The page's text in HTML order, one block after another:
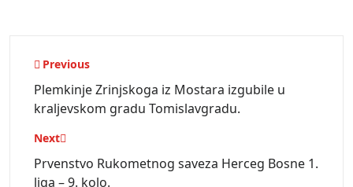
Navigacija
objava
Previous
Plemkinje Zrinjskoga iz Mostara izgubile u
kraljevskom gradu Tomislavgradu.
Next
Prvenstvo Rukometnog saveza Herceg Bosne 1.
liga – 9. kolo.